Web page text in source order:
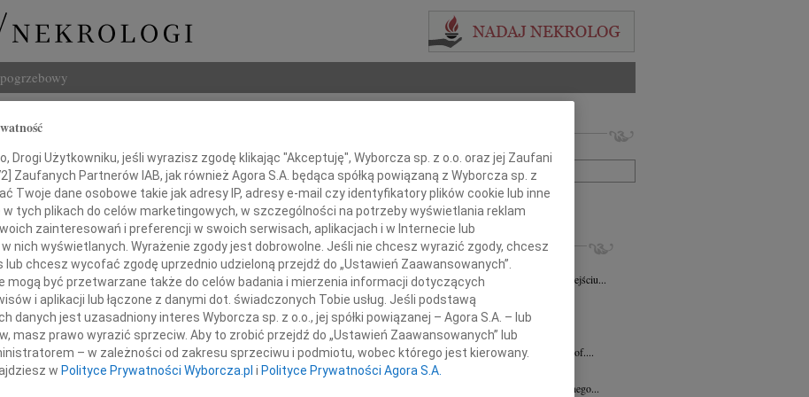
przyjęliśmy wiadomość o śmierci
Imię i nazwisko lub numer ogłoszenia:
+ szukanie zaawansowane
INNE NEKROLOGI
Izabela Gasin 08.04.2026Bydgoszcz
Z niewymownym żalem zawiadamiamy o odejściu...
Danuta Stępkowska29.01.2026
Zmarła Danka Stępkowska Torunianka,...
Jacek Woźny30.12.2025Bydgoszcz
Z żalem przyjęliśmy wiadomość o śmierci prof....
Bolesław Durlak
W pierwszą rocznicę śmierci naszego kochanego...
Drogi Użytkowniku, jeśli wyrazisz zgodę klikając "Akceptuję", Wyborcza sp. z o.o. oraz jej Zaufani
] Zaufanych Partnerów IAB, jak również Agora S.A. będąca spółką powiązaną z Wyborcza sp. z
Twoje dane osobowe takie jak adresy IP, adresy e-mail czy identyfikatory plików cookie lub inne
tych plikach do celów marketingowych, w szczególności na potrzeby wyświetlania reklam
zainteresowań i preferencji w swoich serwisach, aplikacjach i w Internecie lub
nich wyświetlanych. Wyrażenie zgody jest dobrowolne. Jeśli nie chcesz wyrazić zgody, chcesz
chcesz wycofać zgodę uprzednio udzieloną przejdź do „Ustawień Zaawansowanych”.
mogą być przetwarzane także do celów badania i mierzenia informacji dotyczących
i aplikacji lub łączone z danymi dot. świadczonych Tobie usług. Jeśli podstawą
danych jest uzasadniony interes Wyborcza sp. z o.o., jej spółki powiązanej – Agora S.A. – lub
masz prawo wyrazić sprzeciw. Aby to zrobić przejdź do „Ustawień Zaawansowanych” lub
– w zależności od zakresu sprzeciwu i podmiotu, wobec którego jest kierowany.
w Polityce Prywatności Wyborcza.pl i Polityce Prywatności Agora S.A.